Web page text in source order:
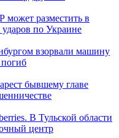
может разместить в
ударов по Украине
взорвали машину
погиб
бывшему главе
В Тульской области
центр